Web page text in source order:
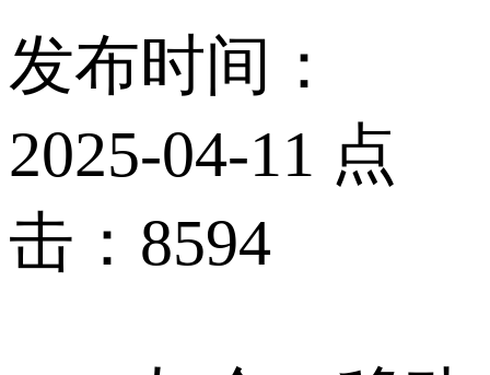
发布时间：
2025-04-11 点
击：8594